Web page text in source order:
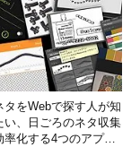
タをWebで探す人が知
い、日ごろのネタ収集
率化する4つのアプリ